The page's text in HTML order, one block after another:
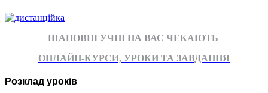
ШАНОВНІ УЧНІ НА ВАС ЧЕКАЮТЬ
ОНЛАЙН-КУРСИ, УРОКИ ТА ЗАВДАННЯ
Розклад уроків